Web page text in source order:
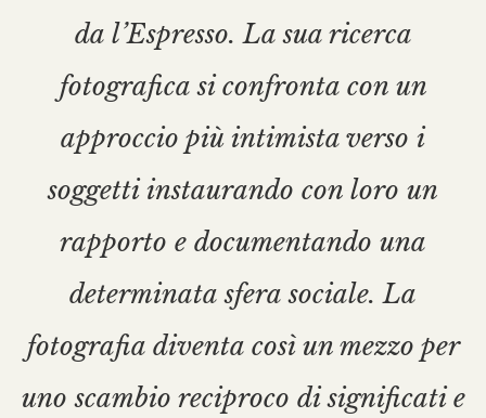
da l’Espresso. La sua ricerca
fotografica si confronta con un
approccio più intimista verso i
soggetti instaurando con loro un
rapporto e documentando una
determinata sfera sociale. La
fotografia diventa così un mezzo per
uno scambio reciproco di significati e